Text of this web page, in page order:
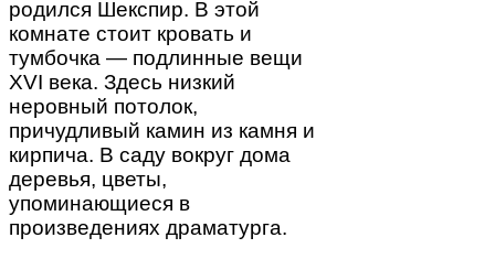
родился Шекспир. В этой
комнате стоит кровать и
тумбочка — подлинные вещи
XVI века. Здесь низкий
неровный потолок,
причудливый камин из камня и
кирпича. В саду вокруг дома
деревья, цветы,
упоминающиеся в
произведениях драматурга.